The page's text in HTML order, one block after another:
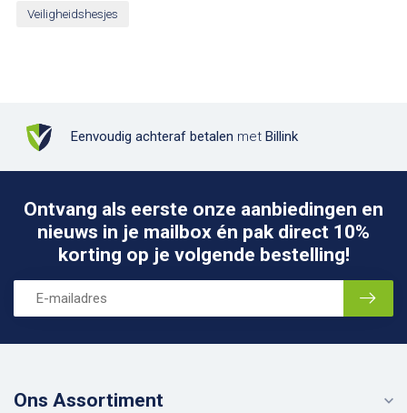
Veiligheidshesjes
Eenvoudig achteraf betalen met Billink
Ontvang als eerste onze aanbiedingen en
nieuws in je mailbox én pak direct 10%
korting op je volgende bestelling!
Ons Assortiment